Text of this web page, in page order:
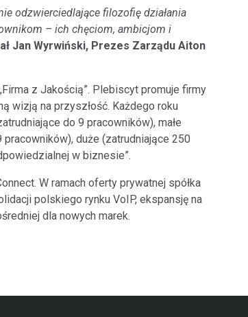
odzwierciedlające filozofię działania
– ich chęciom, ambicjom i
Jan Wyrwiński, Prezes Zarządu Aiton
z Jakością”. Plebiscyt promuje firmy
wizją na przyszłość. Każdego roku
do 9 pracowników), małe
duże (zatrudniające 250
w biznesie”.
W ramach oferty prywatnej spółka
polskiego rynku VoIP, ekspansję na
dla nowych marek.